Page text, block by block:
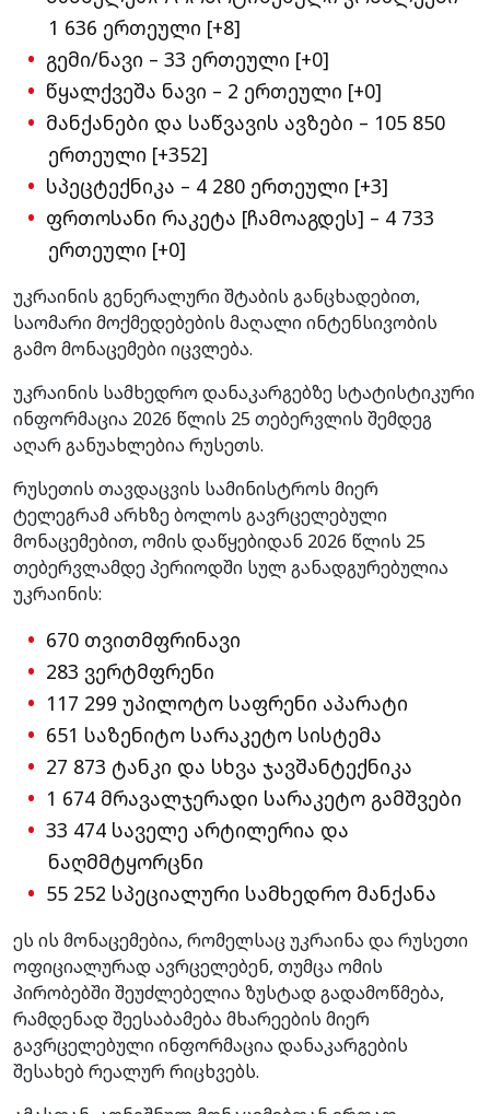
1 636 ერთეული [+8]
გემი/ნავი – 33 ერთეული [+0]
წყალქვეშა ნავი – 2 ერთეული [+0]
მანქანები და საწვავის ავზები – 105 850
ერთეული [+352]
სპეცტექნიკა – 4 280 ერთეული [+3]
ფრთოსანი რაკეტა [ჩამოაგდეს] – 4 733
ერთეული [+0]
უკრაინის გენერალური შტაბის განცხადებით,
საომარი მოქმედებების მაღალი ინტენსივობის
გამო მონაცემები იცვლება.
უკრაინის სამხედრო დანაკარგებზე სტატისტიკური
ინფორმაცია 2026 წლის 25 თებერვლის შემდეგ
აღარ განუახლებია რუსეთს.
რუსეთის თავდაცვის სამინისტროს მიერ
ტელეგრამ არხზე ბოლოს გავრცელებული
მონაცემებით, ომის დაწყებიდან 2026 წლის 25
თებერვლამდე პერიოდში სულ განადგურებულია
უკრაინის:
670 თვითმფრინავი
283 ვერტმფრენი
117 299 უპილოტო საფრენი აპარატი
651 საზენიტო სარაკეტო სისტემა
27 873 ტანკი და სხვა ჯავშანტექნიკა
1 674 მრავალჯერადი სარაკეტო გამშვები
33 474 საველე არტილერია და
ნაღმმტყორცნი
55 252 სპეციალური სამხედრო მანქანა
ეს ის მონაცემებია, რომელსაც უკრაინა და რუსეთი
ოფიციალურად ავრცელებენ, თუმცა ომის
პირობებში შეუძლებელია ზუსტად გადამოწმება,
რამდენად შეესაბამება მხარეების მიერ
გავრცელებული ინფორმაცია დანაკარგების
შესახებ რეალურ რიცხვებს.